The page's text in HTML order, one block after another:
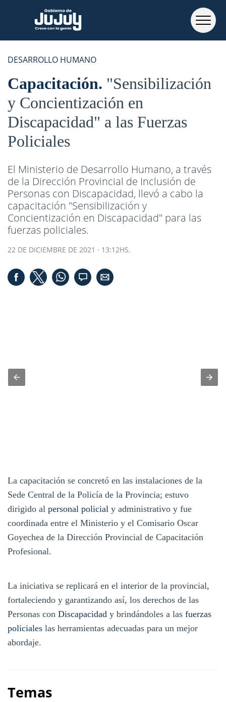
DESARROLLO HUMANO
Capacitación "Sensibilización
y Concientización en
Discapacidad" a las Fuerzas
Policiales
El Ministerio de Desarrollo Humano, a través
de la Dirección Provincial de Inclusión de
Personas con Discapacidad, llevó a cabo la
capacitación "Sensibilización y
Concientización en Discapacidad" para las
fuerzas policiales.
22 DE DICIEMBRE DE 2021 · 13:12HS.
La capacitación se concretó en las instalaciones de la
Sede Central de la Policía de la Provincia; estuvo
dirigido al personal policial y administrativo y fue
coordinada entre el Ministerio y el Comisario Oscar
Goyechea de la Dirección Provincial de Capacitación
Profesional.
La iniciativa se replicará en el interior de la provincial,
fortaleciendo y garantizando así, los derechos de las
Personas con Discapacidad y brindándoles a las fuerzas
policiales las herramientas adecuadas para un mejor
abordaje.
Temas